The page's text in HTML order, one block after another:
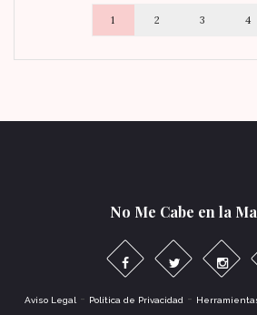
1 2 3 4
No Me Cabe en la
Aviso Legal - Política de Privacidad -